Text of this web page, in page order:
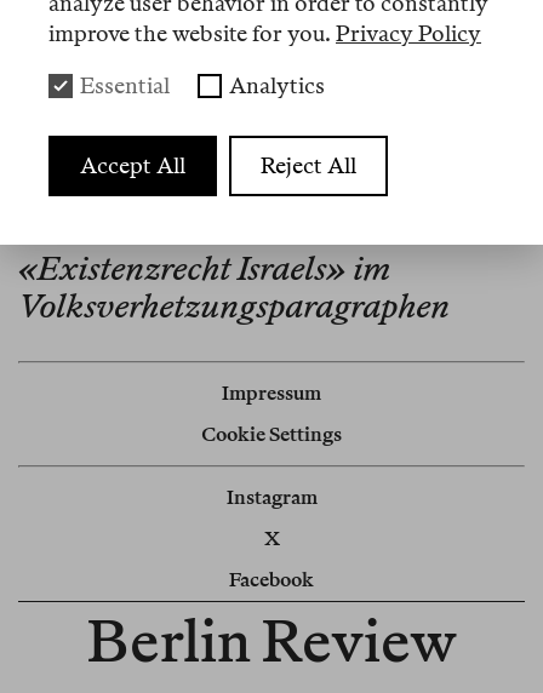
Artikel
Nº 21
Memo
«Existenzrecht Israels» im
Volksverhetzungsparagraphen
Impressum
Cookie Settings
Instagram
X
Facebook
Berlin Review
improve the website for you. Privacy Policy
Essential Analytics
Accept All Reject All